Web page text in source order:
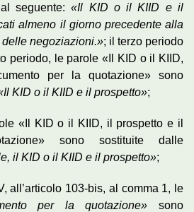
seguente:«Il KID o il KIID e il
almeno il giorno precedente alla
delle negoziazioni.»; il terzo periodo
periodo, le parole «Il KID o il KIID,
per la quotazione» sono
KID o il KIID e il prospetto»;
«Il KID o il KIID, il prospetto e il
sono sostituite dalle
il KID o il KIID e il prospetto»;
all’articolo 103-bis, al comma 1, le
per la quotazione» sono